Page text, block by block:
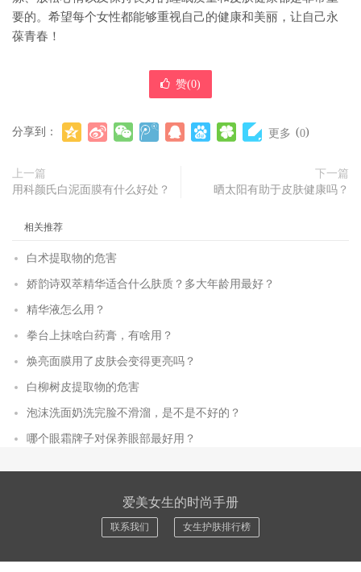
要的。希望每个女性都能够重视自己的健康和美丽，让自己永
葆青春！
赞(0)
分享到： 更多 (0)
上一篇
用科颜氏白泥面膜有什么好处？
下一篇
晒太阳有助于皮肤健康吗？
相关推荐
白术提取物的危害
娇韵诗双萃精华适合什么肤质？多大年龄用最好？
精华液怎么用？
拳台上抹啥白药膏，有啥用？
焕亮面膜用了皮肤会变得更亮吗？
白柳树皮提取物的危害
泡沫洗面奶洗完脸不滑溜，是不是不好的？
哪个眼霜牌子对保养眼部最好用？
爱美女生的时尚手册
联系我们 女生护肤排行榜